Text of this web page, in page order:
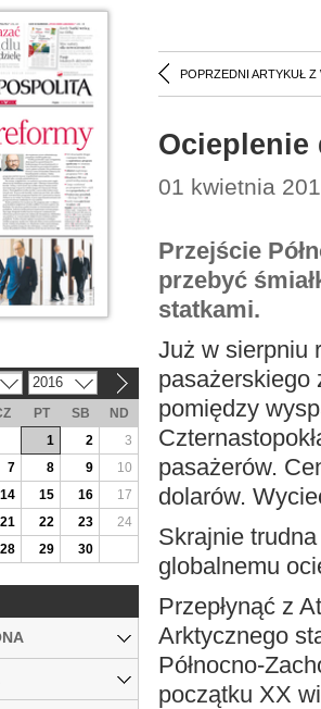
POPRZEDNI ARTYKUŁ Z
Ocieplenie
01 kwietnia
Przejście
przebyć
statkami.
Już w sierpniu
pasażerskiego
pomiędzy
pasażerów.
dolarów.
Skrajnie
globalnemu
Przepłynąć z
Arktycznego
Północno-
początku XX
2016
PT SB
ND
1
2
3
7 8 9
10
14 15 16
17
21 22 23
24
28 29 30